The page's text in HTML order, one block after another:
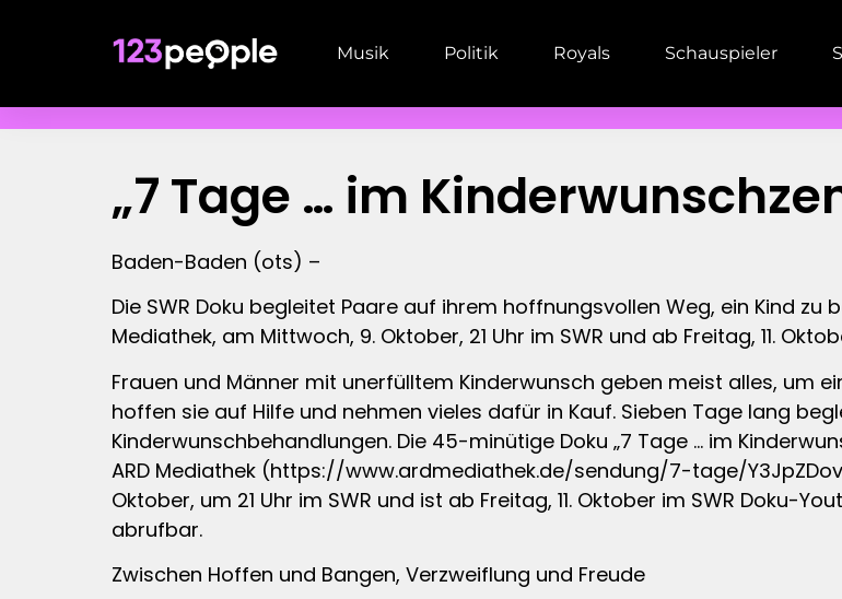
Musik Politik Royals Schauspieler
„7 Tage … im
Baden-Baden (ots) –
Die SWR Doku begleitet Paare auf ihrem hoffnungsvollen Weg, ein Kind zu
Mediathek, am Mittwoch, 9. Oktober, 21 Uhr im SWR und ab Freitag, 11.
Frauen und Männer mit unerfülltem Kinderwunsch geben meist alles, um
hoffen sie auf Hilfe und nehmen vieles dafür in Kauf. Sieben Tage lang
Kinderwunschbehandlungen. Die 45-minütige Doku „7 Tage … im
ARD Mediathek (https://www.ardmediathek.de/sendung/7-tage/
Oktober, um 21 Uhr im SWR und ist ab Freitag, 11. Oktober im SWR Doku-
abrufbar.
Zwischen Hoffen und Bangen, Verzweiflung und Freude